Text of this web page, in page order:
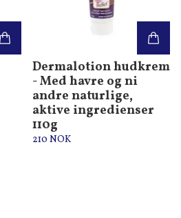
Dermalotion hudkrem
- Med havre og ni
andre naturlige,
aktive ingredienser
110g
210 NOK